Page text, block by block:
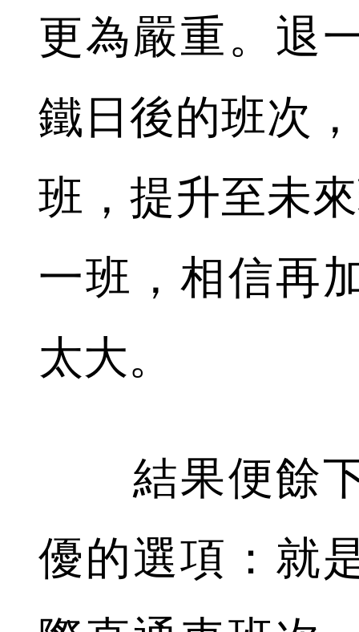
更為嚴重。退
鐵日後的班次
班，提升至未
一班，相信再
太大。
結果便餘下
優的選項：就